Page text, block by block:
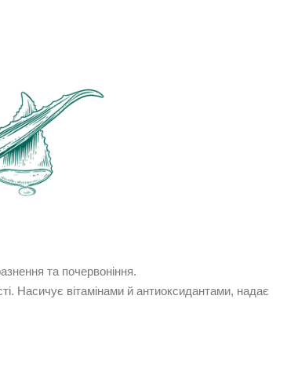
та почервоніння.
Насичує вітамінами й антиоксидантами, надає